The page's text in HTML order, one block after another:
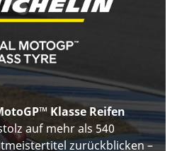
Klasse Reifen
auf mehr als 540
zurückblicken –